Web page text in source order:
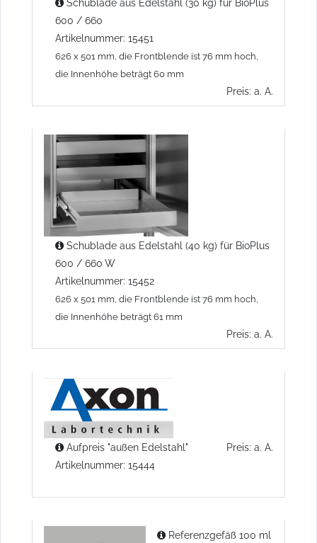
Schublade aus Edelstahl (30 kg) für BioPlus
600 / 660
Artikelnummer: 15451
626 x 501 mm, die Frontblende ist 76 mm hoch,
die Innenhöhe beträgt 60 mm
Preis: a. A.
Schublade aus Edelstahl (40 kg) für BioPlus
600 / 660 W
Artikelnummer: 15452
626 x 501 mm, die Frontblende ist 76 mm hoch,
die Innenhöhe beträgt 61 mm
Preis: a. A.
Aufpreis "außen Edelstahl"
Artikelnummer: 15444
Preis: a. A.
Referenzgefäß 100 ml